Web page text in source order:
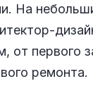
На
от первого
ремонта.